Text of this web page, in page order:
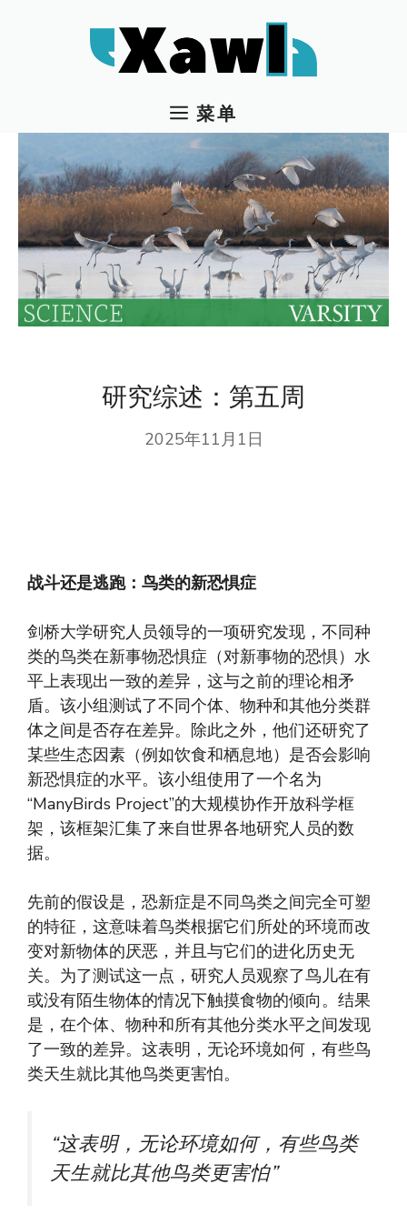
菜单
研究综述：第五周
2025年11月1日
战斗还是逃跑：鸟类的新恐惧症
剑桥大学研究人员领导的一项研究发现，不同种
类的鸟类在新事物恐惧症（对新事物的恐惧）水
平上表现出一致的差异，这与之前的理论相矛
盾。该小组测试了不同个体、物种和其他分类群
体之间是否存在差异。除此之外，他们还研究了
某些生态因素（例如饮食和栖息地）是否会影响
新恐惧症的水平。该小组使用了一个名为
“ManyBirds Project”的大规模协作开放科学框
架，该框架汇集了来自世界各地研究人员的数
据。
先前的假设是，恐新症是不同鸟类之间完全可塑
的特征，这意味着鸟类根据它们所处的环境而改
变对新物体的厌恶，并且与它们的进化历史无
关。为了测试这一点，研究人员观察了鸟儿在有
或没有陌生物体的情况下触摸食物的倾向。结果
是，在个体、物种和所有其他分类水平之间发现
了一致的差异。这表明，无论环境如何，有些鸟
类天生就比其他鸟类更害怕。
“这表明，无论环境如何，有些鸟类
天生就比其他鸟类更害怕”